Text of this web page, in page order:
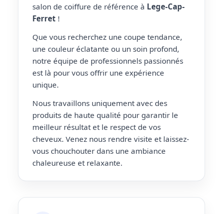
salon de coiffure de référence à Lege-Cap-
Ferret !
Que vous recherchez une coupe tendance,
une couleur éclatante ou un soin profond,
notre équipe de professionnels passionnés
est là pour vous offrir une expérience
unique.
Nous travaillons uniquement avec des
produits de haute qualité pour garantir le
meilleur résultat et le respect de vos
cheveux. Venez nous rendre visite et laissez-
vous chouchouter dans une ambiance
chaleureuse et relaxante.